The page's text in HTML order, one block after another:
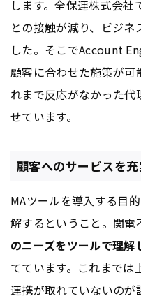
します。全保連株式会
との接触が減り、ビジ
した。そこでAccount
顧客に合わせた施策が可
れまで反応がなかった
せています。
顧客へのサービスを
MAツールを導入する目
解するということ。関
のニーズをツールで理
てています。これまでは
連携が取れていないの